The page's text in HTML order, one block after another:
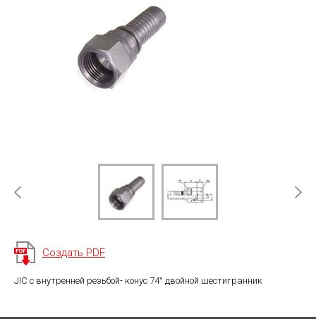
Создать PDF
JIC с внутренней резьбой- конус 74° двойной шестигранник